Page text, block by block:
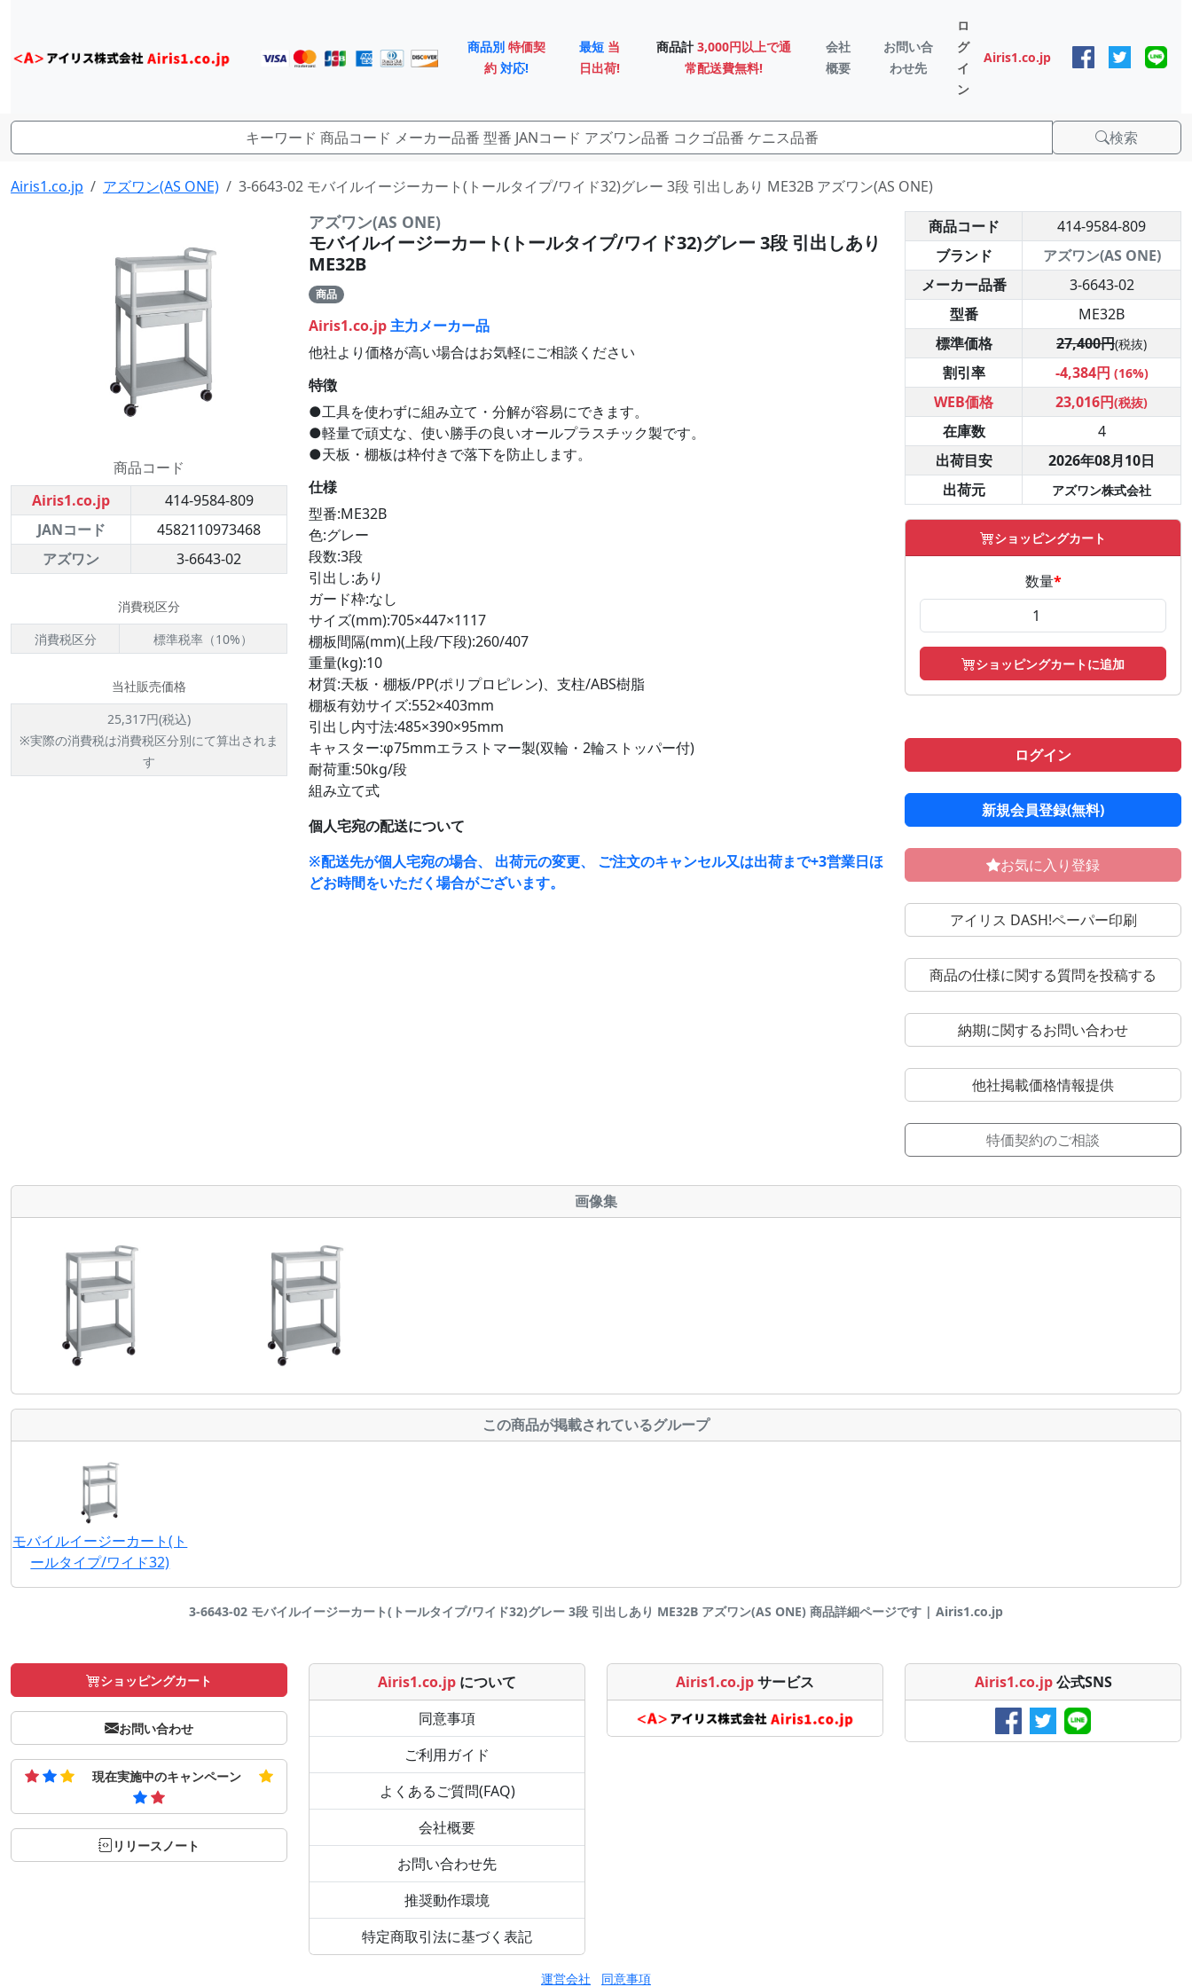
商品別 特価契
約 対応!
最短 当
日出荷!
商品計 3,000円以上で通
常配送費無料!
会社
概要
お問い合
わせ先
ロ
グ
イ
ン
Airis1.co.jp
検索
Airis1.co.jp アズワン(AS ONE) 3-6643-02 モバイルイージーカート(トールタイプ/ワイド32)グレー 3段 引出しあり ME32B アズワン(AS ONE)
商品コード
Airis1.co.jp
414-9584-809
JANコード
4582110973468
アズワン
3-6643-02
消費税区分
消費税区分
標準税率（10%）
当社販売価格
25,317円(税込)
※実際の消費税は消費税区分別にて算出されま
す
アズワン(AS ONE)
モバイルイージーカート(トールタイプ/ワイド32)グレー 3段 引出しあり
ME32B
商品
Airis1.co.jp主力メーカー品
他社より価格が高い場合はお気軽にご相談ください
特徴
●工具を使わずに組み立て・分解が容易にできます。
●軽量で頑丈な、使い勝手の良いオールプラスチック製です。
●天板・棚板は枠付きで落下を防止します。
仕様
型番:ME32B
色:グレー
段数:3段
引出し:あり
ガード枠:なし
サイズ(mm):705×447×1117
棚板間隔(mm)(上段/下段):260/407
重量(kg):10
材質:天板・棚板/PP(ポリプロピレン)、支柱/ABS樹脂
棚板有効サイズ:552×403mm
引出し内寸法:485×390×95mm
キャスター:φ75mmエラストマー製(双輪・2輪ストッパー付)
耐荷重:50kg/段
組み立て式
個人宅宛の配送について
※配送先が個人宅宛の場合、 出荷元の変更、 ご注文のキャンセル又は出荷まで+3営業日ほ
どお時間をいただく場合がございます。
商品コード
414-9584-809
ブランド
アズワン(AS ONE)
メーカー品番
3-6643-02
型番
ME32B
標準価格
27,400円(税抜)
割引率 -4,384円 (16%)
WEB価格 23,016円(税抜)
在庫数
4
出荷目安
2026年08月10日
出荷元
アズワン株式会社
ショッピングカート
数量*
ショッピングカートに追加
ログイン
新規会員登録(無料)
お気に入り登録
アイリス DASH!ペーパー印刷
商品の仕様に関する質問を投稿する
納期に関するお問い合わせ
他社掲載価格情報提供
特価契約のご相談
画像集
この商品が掲載されているグループ
モバイルイージーカート(ト
ールタイプ/ワイド32)
3-6643-02 モバイルイージーカート(トールタイプ/ワイド32)グレー 3段 引出しあり ME32B アズワン(AS ONE) 商品詳細ページです | Airis1.co.jp
ショッピングカート
お問い合わせ
現在実施中のキャンペーン
リリースノート
Airis1.co.jp について
同意事項
ご利用ガイド
よくあるご質問(FAQ)
会社概要
お問い合わせ先
推奨動作環境
特定商取引法に基づく表記
Airis1.co.jpサービス Airis1.co.jp 公式SNS
運営会社 同意事項